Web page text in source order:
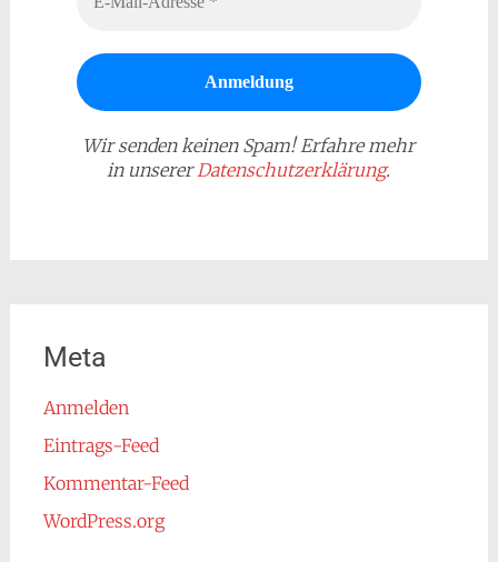
Wir senden keinen Spam! Erfahre mehr
in unsererDatenschutzerklärung.
Meta
Anmelden
Eintrags-Feed
Kommentar-Feed
WordPress.org